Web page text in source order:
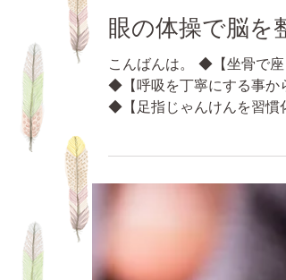
眼の体操で脳を
こんばんは。 ◆【坐骨で座
◆【呼吸を丁寧にする事か
続いて、【気軽に取り入れ
デスクワーク等で、眼を酷